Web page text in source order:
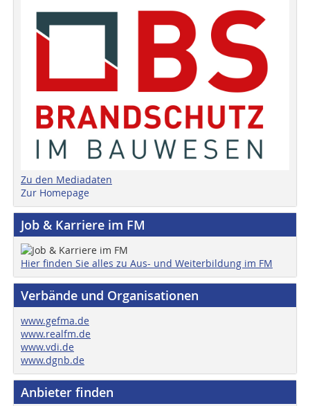
Zu den Mediadaten
Zur Homepage
Job & Karriere im FM
Hier finden Sie alles zu Aus- und Weiterbildung im FM
Verbände und Organisationen
www.gefma.de
www.realfm.de
www.vdi.de
www.dgnb.de
Anbieter finden